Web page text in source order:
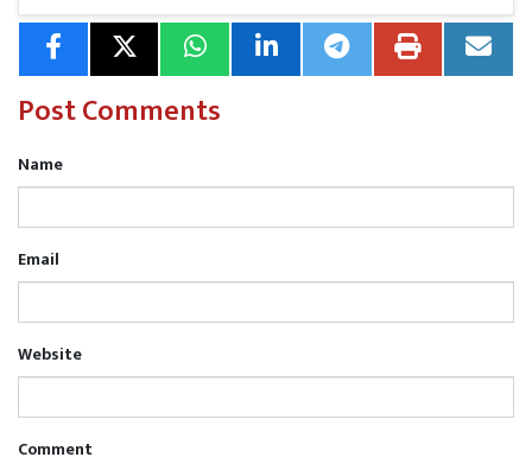
Post Comments
Name
Email
Website
Comment